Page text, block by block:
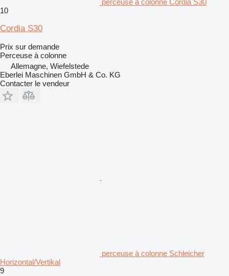
perceuse à colonne Cordia S30
10
Cordia S30
Prix sur demande
Perceuse à colonne
Allemagne, Wiefelstede
Eberlei Maschinen GmbH & Co. KG
Contacter le vendeur
perceuse à colonne Schleicher
Horizontal/Vertikal
9